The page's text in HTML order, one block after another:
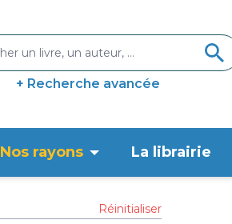
+ Recherche avancée
Nos rayons La librairie
Réinitialiser